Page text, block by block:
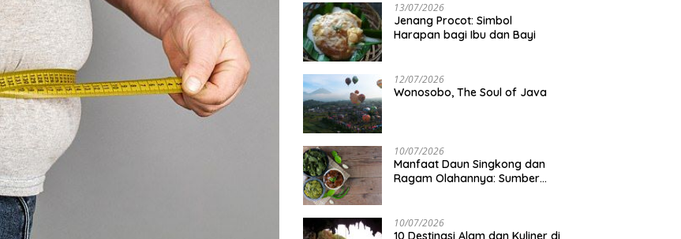
13/07/2026
Jenang Procot: Simbol
Harapan bagi Ibu dan Bayi
12/07/2026
Wonosobo, The Soul of Java
10/07/2026
Manfaat Daun Singkong dan
Ragam Olahannya: Sumber
10/07/2026
10 Destinasi Alam dan Kuliner di